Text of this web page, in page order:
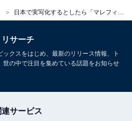
2
リサーチ
クスをはじめ、最新のリリース情報、ト
世の中で注目を集めている話題をお知らせ
連サービス